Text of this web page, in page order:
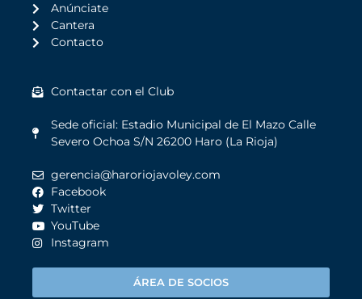
Anúnciate
Cantera
Contacto
Contactar con el Club
Sede oficial: Estadio Municipal de El Mazo Calle
Severo Ochoa S/N 26200 Haro (La Rioja)
gerencia@haroriojavoley.com
Facebook
Twitter
YouTube
Instagram
ÁREA DE SOCIOS